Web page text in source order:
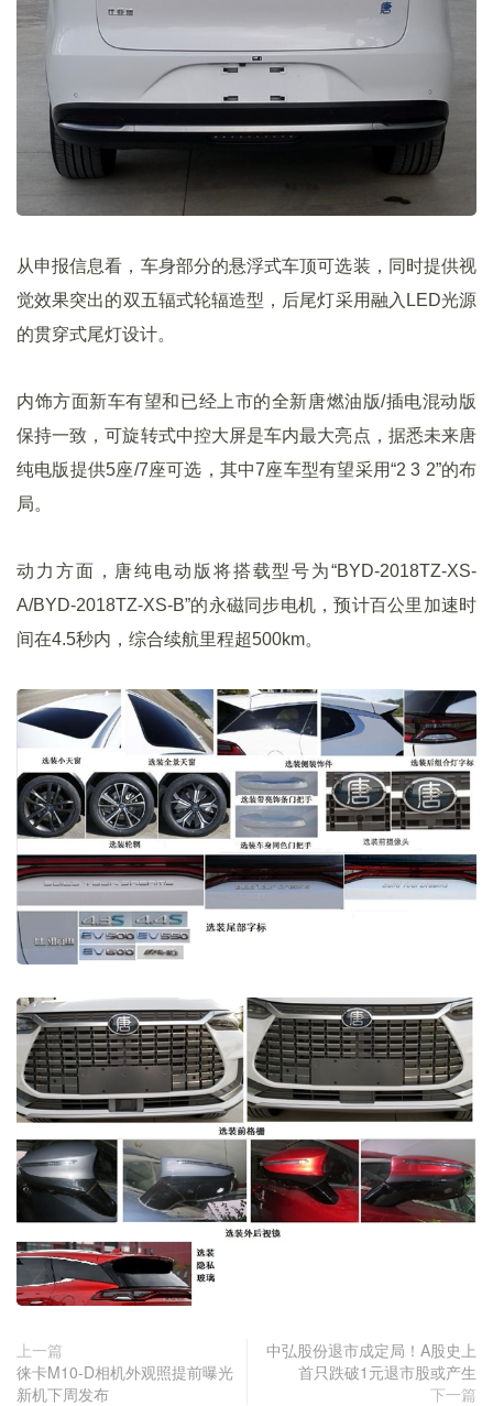
从申报信息看，车身部分的悬浮式车顶可选装，同时提供视
觉效果突出的双五辐式轮辐造型，后尾灯采用融入LED光源
的贯穿式尾灯设计。
内饰方面新车有望和已经上市的全新唐燃油版/插电混动版
保持一致，可旋转式中控大屏是车内最大亮点，据悉未来唐
纯电版提供5座/7座可选，其中7座车型有望采用“2 3 2”的布
局。
动力方面，唐纯电动版将搭载型号为“BYD-2018TZ-XS-
A/BYD-2018TZ-XS-B”的永磁同步电机，预计百公里加速时
间在4.5秒内，综合续航里程超500km。
上一篇
徕卡M10-D相机外观照提前曝光
新机下周发布
中弘股份退市成定局！A股史上
首只跌破1元退市股或产生
下一篇